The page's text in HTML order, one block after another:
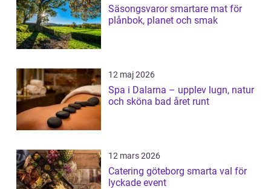
Säsongsvaror smartare mat för
plånbok, planet och smak
12 maj 2026
Spa i Dalarna – upplev lugn, natur
och sköna bad året runt
12 mars 2026
Catering göteborg smarta val för
lyckade event